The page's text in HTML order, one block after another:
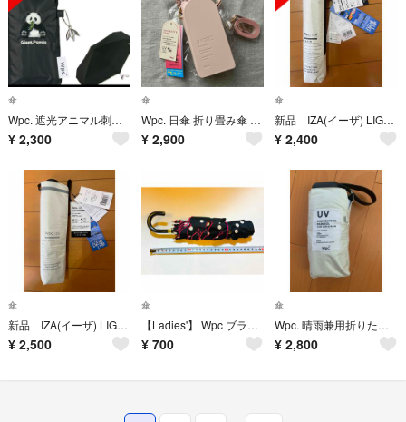
傘
Wpc. 遮光アニマル刺繍 日傘 晴雨兼用 折り畳み傘 ジャイアントパンダ ブラック
¥ 2,300
傘
Wpc. 日傘 折り畳み傘 晴雨兼用 遮光ポシェットタイニー 完全遮光 ピンク
¥ 2,900
傘
新品 IZA(イーザ) LIGHT＆SLIM 日傘 折りたたみ ライト＆スリム
¥ 2,400
傘
新品 IZA(イーザ) LIGHT＆SLIM 日傘 折りたたみ ライト＆スリム
¥ 2,500
傘
【Ladies'】 Wpc ブラック × ピンク ドット 柄 折りたたみ 雨傘
¥ 700
傘
Wpc. 晴雨兼用折りたたみ日傘 UVカット 遮光
¥ 2,800